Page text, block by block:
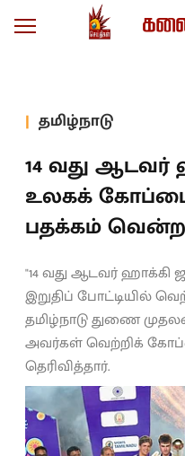
தமிழ்நாடு
14 வது ஆடவர்
உலகக் கோப்பை
பதக்கம்
"14 வது ஆடவர் ஹாக்கி
இறுதிப் போட்டியில்
தமிழ்நாடு துணை
அவர்கள் வெற்றிக்
தெரிவித்தார்.